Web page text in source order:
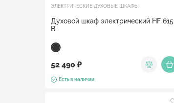
ЭЛЕКТРИЧЕСКИЕ ДУХОВЫЕ ШКАФЫ
Духовой шкаф электрический HF 615
B
52 490 ₽
Есть в наличии